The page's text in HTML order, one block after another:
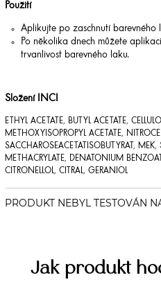
Použití
Aplikujte po zaschnutí barevného
Po několika dnech můžete
trvanlivost barevného laku.
Složení INCI
ETHYL ACETATE, BUTYL ACETATE,
METHOXYISOPROPYL ACETATE,
SACCHAROSEACETATISOBUTYRAT,
METHACRYLATE, DENATONIUM
CITRONELLOL, CITRAL, GERANIOL
Jak produkt